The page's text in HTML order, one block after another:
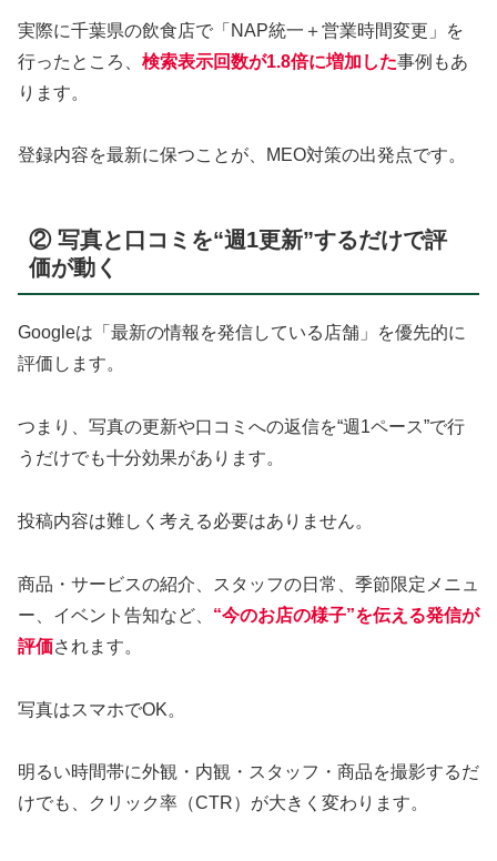
実際に千葉県の飲食店で「NAP統一＋営業時間変更」を
行ったところ、 検索表示回数が1.8倍に増加した事例もあ
ります。
登録内容を最新に保つことが、MEO対策の出発点です。
② 写真と口コミを“週1更新”するだけで評
価が動く
Googleは「最新の情報を発信している店舗」を優先的に
評価します。
つまり、写真の更新や口コミへの返信を“週1ペース”で行
うだけでも十分効果があります。
投稿内容は難しく考える必要はありません。
商品・サービスの紹介、スタッフの日常、季節限定メニュ
ー、イベント告知など、 “今のお店の様子”を伝える発信が
評価されます。
写真はスマホでOK。
明るい時間帯に外観・内観・スタッフ・商品を撮影するだ
けでも、クリック率（CTR）が大きく変わります。